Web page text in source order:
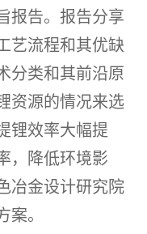
报告。报告分享
艺流程和其优缺
分类和其前沿原
资源的情况来选
锂效率大幅提
，降低环境影
冶金设计研究院
。